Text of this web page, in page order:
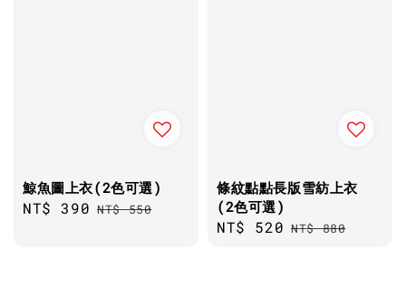
鯨魚圖上衣(2色可選)
Sale
NT$ 390 Regular
NT$ 550
條紋點點長版雪紡上衣
(2色可選)
Sale
NT$ 520 Regular
NT$ 880